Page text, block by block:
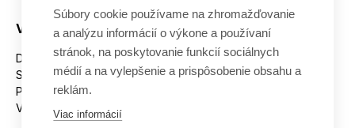
Všetko o nákupe
Dostupnosť tovaru
Spracovanie osobných údajov
Platba
Výmena a vrátenie tovaru
Súbory cookie používame na zhromažďovanie
a analýzu informácií o výkone a používaní
stránok, na poskytovanie funkcií sociálnych
médií a na vylepšenie a prispôsobenie obsahu a
reklám.
Viac informácií